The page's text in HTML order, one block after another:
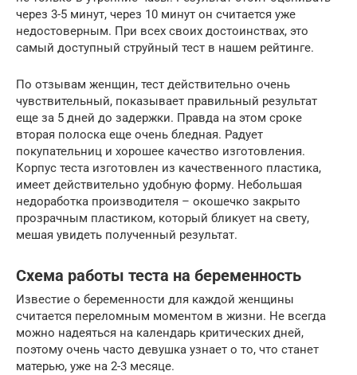
через 3-5 минут, через 10 минут он считается уже
недостоверным. При всех своих достоинствах, это
самый доступный струйный тест в нашем рейтинге.
По отзывам женщин, тест действительно очень
чувствительный, показывает правильный результат
еще за 5 дней до задержки. Правда на этом сроке
вторая полоска еще очень бледная. Радует
покупательниц и хорошее качество изготовления.
Корпус теста изготовлен из качественного пластика,
имеет действительно удобную форму. Небольшая
недоработка производителя – окошечко закрыто
прозрачным пластиком, который бликует на свету,
мешая увидеть полученный результат.
Схема работы теста на беременность
Известие о беременности для каждой женщины
считается переломным моментом в жизни. Не всегда
можно надеяться на календарь критических дней,
поэтому очень часто девушка узнает о то, что станет
матерью, уже на 2-3 месяце.